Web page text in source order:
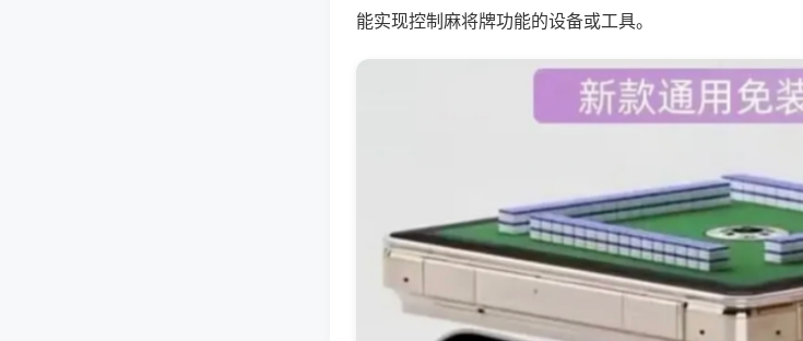
能实现控制麻将牌功能的设备或工具。